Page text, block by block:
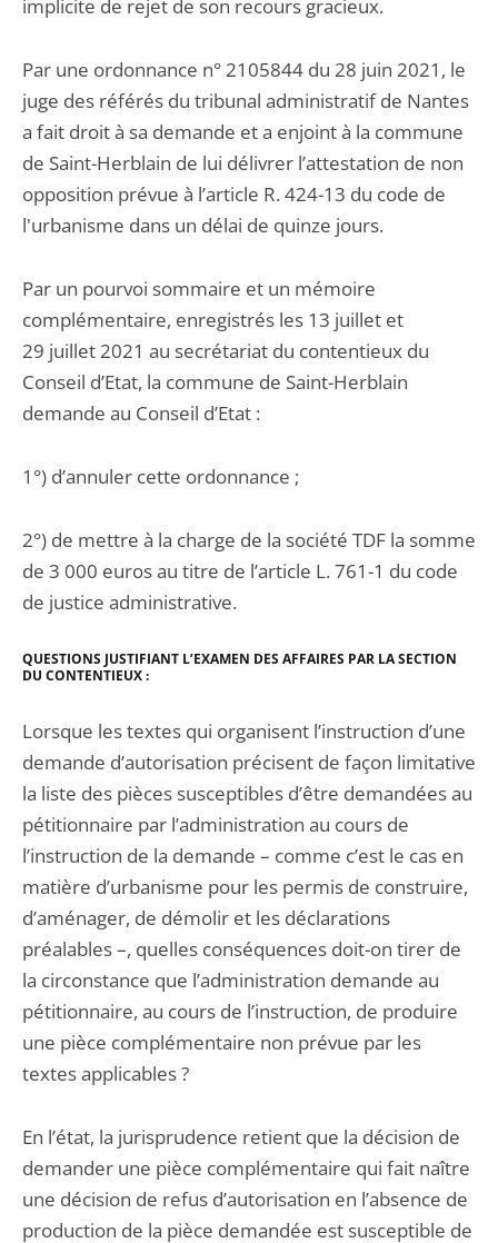
implicite de rejet de son recours gracieux.
Par une ordonnance n° 2105844 du 28 juin 2021, le
juge des référés du tribunal administratif de Nantes
a fait droit à sa demande et a enjoint à la commune
de Saint-Herblain de lui délivrer l’attestation de non
opposition prévue à l’article R. 424-13 du code de
l'urbanisme dans un délai de quinze jours.
Par un pourvoi sommaire et un mémoire
complémentaire, enregistrés les 13 juillet et
29 juillet 2021 au secrétariat du contentieux du
Conseil d’Etat, la commune de Saint-Herblain
demande au Conseil d’Etat :
1°) d’annuler cette ordonnance ;
2°) de mettre à la charge de la société TDF la somme
de 3 000 euros au titre de l’article L. 761-1 du code
de justice administrative.
QUESTIONS JUSTIFIANT L’EXAMEN DES AFFAIRES PAR LA SECTION
DU CONTENTIEUX :
Lorsque les textes qui organisent l’instruction d’une
demande d’autorisation précisent de façon limitative
la liste des pièces susceptibles d’être demandées au
pétitionnaire par l’administration au cours de
l’instruction de la demande – comme c’est le cas en
matière d’urbanisme pour les permis de construire,
d’aménager, de démolir et les déclarations
préalables –, quelles conséquences doit-on tirer de
la circonstance que l’administration demande au
pétitionnaire, au cours de l’instruction, de produire
une pièce complémentaire non prévue par les
textes applicables ?
En l’état, la jurisprudence retient que la décision de
demander une pièce complémentaire qui fait naître
une décision de refus d’autorisation en l’absence de
production de la pièce demandée est susceptible de